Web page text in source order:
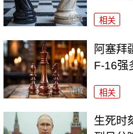
相关
阿塞拜
F-16强
相关
生死时